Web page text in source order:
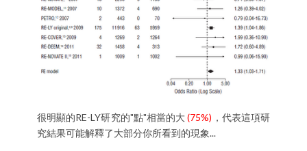
很明顯的RE-LY研究的"點"相當的大(75%) ，代表這項研
究結果可能解釋了大部分你所看到的現象...